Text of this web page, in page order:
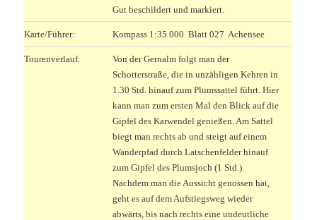
Gut beschildert und markiert.
Karte/Führer: Kompass 1:35.000 Blatt 027 Achensee
Tourenverlauf:
Von der Gernalm folgt man der
Schotterstraße, die in unzähligen Kehren in
1.30 Std. hinauf zum Plumssattel führt. Hier
kann man zum ersten Mal den Blick auf die
Gipfel des Karwendel genießen. Am Sattel
biegt man rechts ab und steigt auf einem
Wanderpfad durch Latschenfelder hinauf
zum Gipfel des Plumsjoch (1 Std.).
Nachdem man die Aussicht genossen hat,
geht es auf dem Aufstiegsweg wieder
abwärts, bis nach rechts eine undeutliche